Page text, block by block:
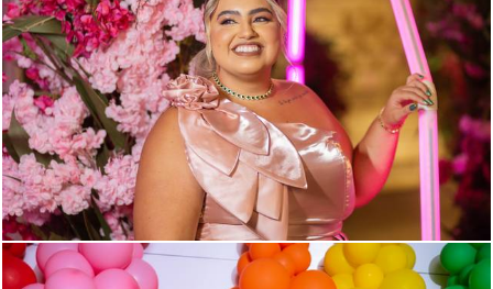
268 0